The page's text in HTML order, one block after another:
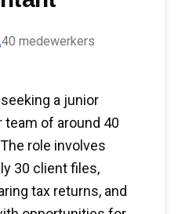
40 medewerkers
a junior
of around 40
role involves
30 client files,
tax returns, and